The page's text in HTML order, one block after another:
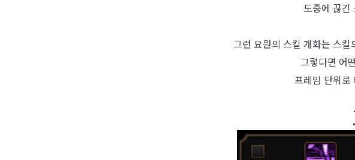
도중에 끊긴
그런 요원의 스킬 개화는 스
그렇다면 어
프레임 단위로